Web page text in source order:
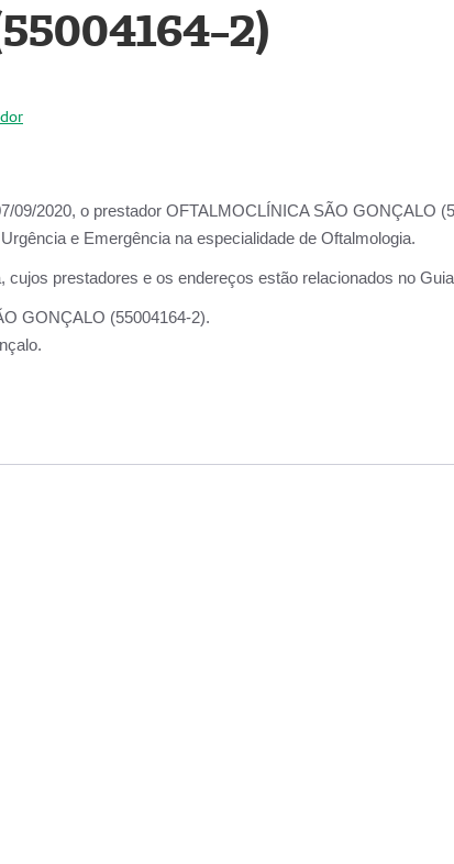
2)
09/2020, o prestador OFTALMOCLÍNICA SÃO GONÇALO
e Emergência na especialidade de Oftalmologia.
cujos prestadores e os endereços estão relacionados no
SÃO GONÇALO